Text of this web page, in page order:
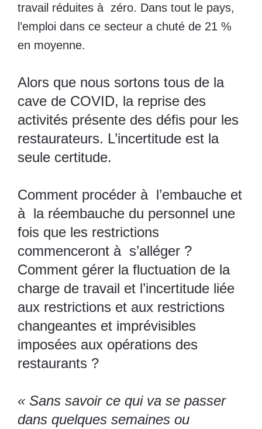
travail réduites à zéro. Dans tout le pays,
l’emploi dans ce secteur a chuté de 21 %
en moyenne.
Alors que nous sortons tous de la
cave de COVID, la reprise des
activités présente des défis pour les
restaurateurs. L’incertitude est la
seule certitude.
Comment procéder à l’embauche et
à la réembauche du personnel une
fois que les restrictions
commenceront à s’alléger ?
Comment gérer la fluctuation de la
charge de travail et l’incertitude liée
aux restrictions et aux restrictions
changeantes et imprévisibles
imposées aux opérations des
restaurants ?
« Sans savoir ce qui va se passer
dans quelques semaines ou